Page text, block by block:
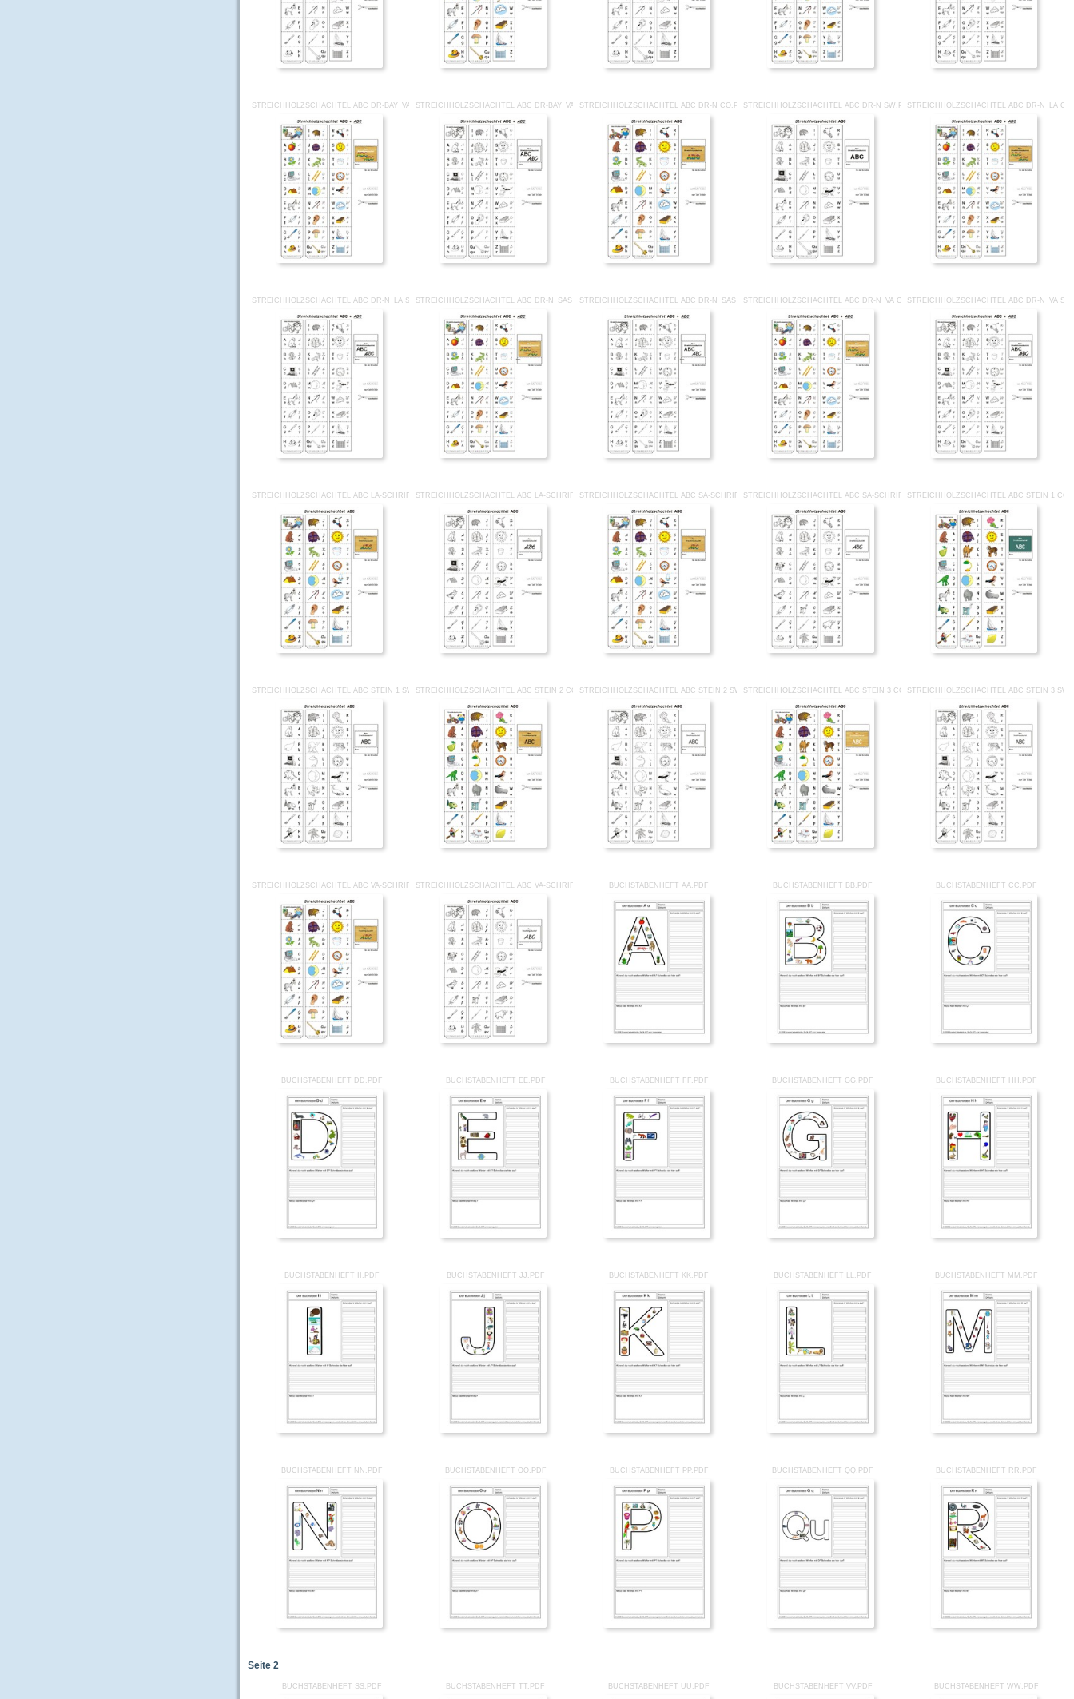
STREICHHOLZSCHACHTEL ABC DR-BAY_VA CO.PDFSTREICHHOLZSCHACHTEL ABC DR-BAY_VA SW.PDFSTREICHHOLZSCHACHTEL ABC DR-N CO.PDFSTREICHHOLZSCHACHTEL ABC DR-N SW.PDFSTREICHHOLZSCHACHTEL ABC DR-N_LA
STREICHHOLZSCHACHTEL ABC DR-N_LA SW.PDFSTREICHHOLZSCHACHTEL ABC DR-N_SAS CO.PDFSTREICHHOLZSCHACHTEL ABC DR-N_SAS SW.PDFSTREICHHOLZSCHACHTEL ABC DR-N_VA CO.PDFSTREICHHOLZSCHACHTEL ABC DR-N_VA
STREICHHOLZSCHACHTEL ABC LA-SCHRIFT CO.PDFSTREICHHOLZSCHACHTEL ABC LA-SCHRIFT SW.PDFSTREICHHOLZSCHACHTEL ABC SA-SCHRIFT CO.PDFSTREICHHOLZSCHACHTEL ABC SA-SCHRIFT SW.PDFSTREICHHOLZSCHACHTEL ABC STEIN 1
STREICHHOLZSCHACHTEL ABC STEIN 1 SW.PDFSTREICHHOLZSCHACHTEL ABC STEIN 2 CO.PDFSTREICHHOLZSCHACHTEL ABC STEIN 2 SW.PDFSTREICHHOLZSCHACHTEL ABC STEIN 3 CO.PDFSTREICHHOLZSCHACHTEL ABC STEIN 3
STREICHHOLZSCHACHTEL ABC VA-SCHRIFT CO.PDFSTREICHHOLZSCHACHTEL ABC VA-SCHRIFT SW.PDFBUCHSTABENHEFT AA.PDF BUCHSTABENHEFT BB.PDF BUCHSTABENHEFT CC.PDF
BUCHSTABENHEFT DD.PDF BUCHSTABENHEFT EE.PDF BUCHSTABENHEFT FF.PDF BUCHSTABENHEFT GG.PDF BUCHSTABENHEFT HH.PDF
BUCHSTABENHEFT II.PDF BUCHSTABENHEFT JJ.PDF BUCHSTABENHEFT KK.PDF BUCHSTABENHEFT LL.PDF BUCHSTABENHEFT MM.PDF
BUCHSTABENHEFT NN.PDF BUCHSTABENHEFT OO.PDF BUCHSTABENHEFT PP.PDF BUCHSTABENHEFT QQ.PDF BUCHSTABENHEFT RR.PDF
Seite 2
BUCHSTABENHEFT SS.PDF BUCHSTABENHEFT TT.PDF BUCHSTABENHEFT UU.PDF BUCHSTABENHEFT VV.PDF BUCHSTABENHEFT WW.PDF